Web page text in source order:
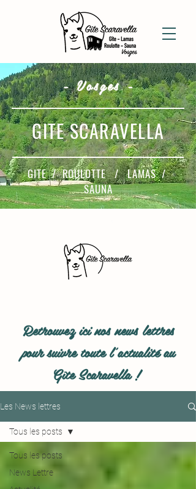
- Vosges -
GITE SCARAVELLA
GITE / ROULOTTE / LAMAS /
SAUNA
Retrouvez ici nos news lettres
pour suivre toute l'actualité au
Gîte Scaravella !
Les News lettres
Tous les posts
News Lettre
Tous les posts